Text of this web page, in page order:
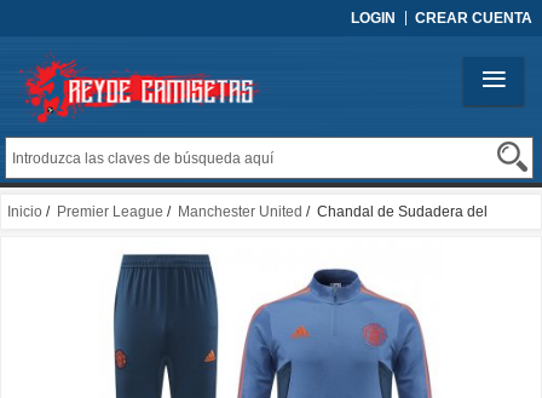
LOGIN CREAR CUENTA
Inicio / Premier League / Manchester United / Chandal de Sudadera del